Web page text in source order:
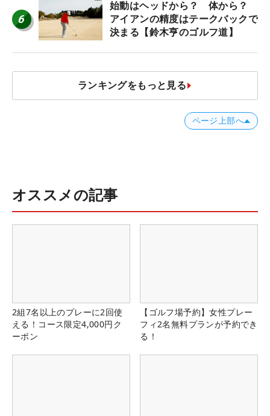
6
始動はヘッドから？ 体から？
アイアンの精度はテークバックで
決まる【鈴木亨のゴルフ道】
ランキングをもっと見る
ページ上部へ
オススメの記事
2組7名以上のプレーに2回使
える！コース限定4,000円ク
ーポン
【ゴルフ場予約】女性プレー
フィ2名無料プランが予約でき
る！